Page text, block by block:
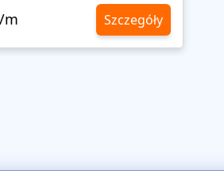
m Szczegóły